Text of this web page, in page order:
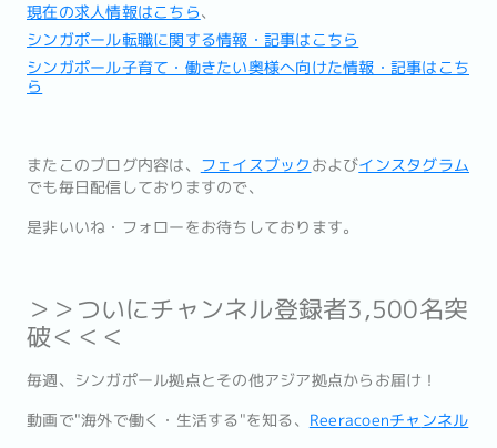
現在の求人情報はこちら、
シンガポール転職に関する情報・記事はこちら
シンガポール子育て・働きたい奥様へ向けた情報・記事はこち
ら
またこのブログ内容は、 フェイスブック およびインスタグラム
でも毎日配信しておりますので、
是非いいね・フォローをお待ちしております。
＞＞ついにチャンネル登録者3,500名突
破＜＜＜
毎週、シンガポール拠点とその他アジア拠点からお届け！
動画で"海外で働く・生活する"を知る、 Reeracoenチャ ンネル